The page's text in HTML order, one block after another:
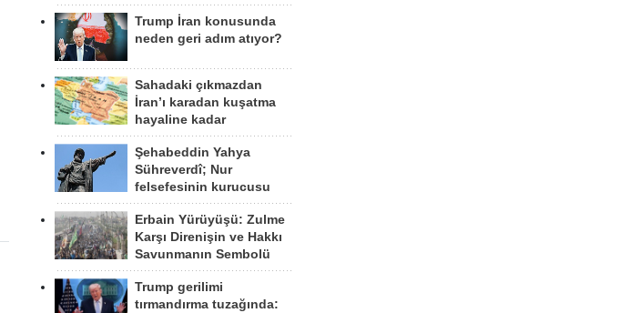
Trump İran konusunda
neden geri adım atıyor?
Sahadaki çıkmazdan
İran’ı karadan kuşatma
hayaline kadar
Şehabeddin Yahya
Sühreverdî; Nur
felsefesinin kurucusu
Erbain Yürüyüşü: Zulme
Karşı Direnişin ve Hakkı
Savunmanın Sembolü
Trump gerilimi
tırmandırma tuzağında: